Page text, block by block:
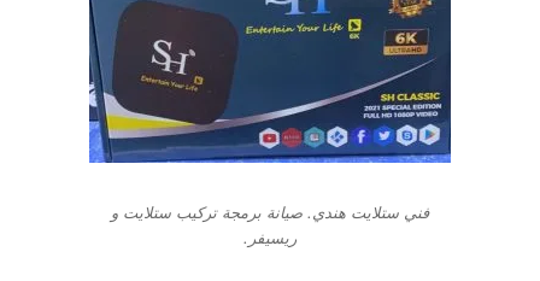
فني ستلايت هندي. صيانة برمجة تركيب ستلايت و
ريسيفر.